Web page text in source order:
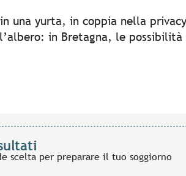
una yurta, in coppia nella
in Bretagna, le
scelta per preparare il tuo soggiorno